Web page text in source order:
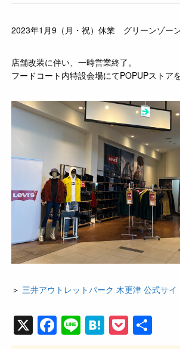
2023年1月9（月・祝）休業 グリーンゾー
店舗改装に伴い、一時営業終了。
フードコート内特設会場にてPOPUPストア
＞三井アウトレットパーク 木更津 公式サイ
X F Li H P